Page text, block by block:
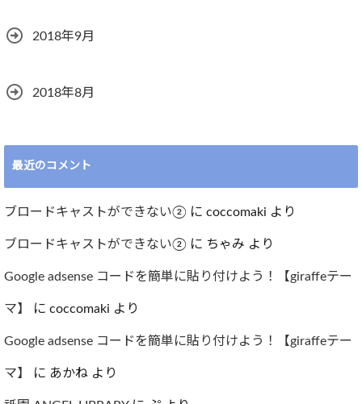
2018年9月
2018年8月
最近のコメント
ブロードキャストができない② に coccomaki より
ブロードキャストができない② に ちゃみ より
Google adsense コードを簡単に貼り付けよう！【giraffeテー
マ】 に coccomaki より
Google adsense コードを簡単に貼り付けよう！【giraffeテー
マ】 に あかね より